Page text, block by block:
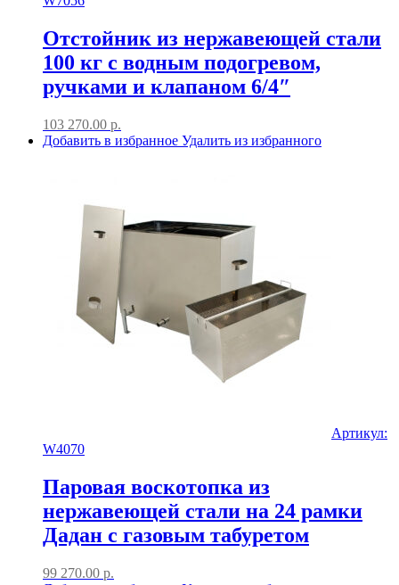
Отстойник из нержавеющей стали
100 кг с водным подогревом,
ручками и клапаном 6/4″
103 270.00 р.
Добавить в избранное Удалить из избранного
Артикул:
W4070
Паровая воскотопка из
нержавеющей стали на 24 рамки
Дадан с газовым табуретом
99 270.00 р.